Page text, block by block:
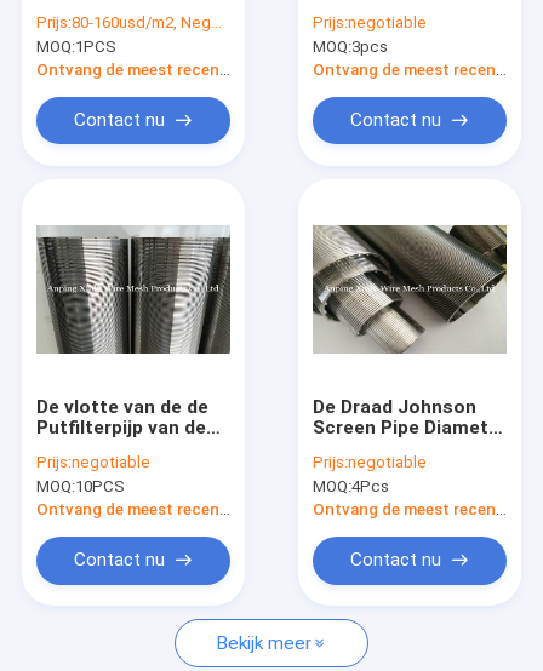
Producten
Ongeveer ons
Fabrieksreis
Nieuws
Gevallen
De Pijp van de waterputfilter
voor Weaste-
Waterbehandeling
Prijs:80-160usd/m2, Negotiable according to the specification
MOQ:1PCS
Ontvang de meest recente Prijs
Contact nu
SS304 Water van het
Draadscherm de
Filterscherm
Prijs:negotiable
MOQ:3pcs
Ontvang de meest recente Prijs
Contact nu
De vlotte van de de
Putfilterpijp van de
Elektrolytische
Oppoetsende Draad
verpakte 100 Micron
Prijs:negotiable
MOQ:10PCS
Ontvang de meest recente Prijs
Contact nu
De Draad Johnson
Screen Pipe Diameter
Prijs:negotiable
MOQ:4Pcs
Ontvang de meest recente Prijs
Contact nu
Bekijk meer